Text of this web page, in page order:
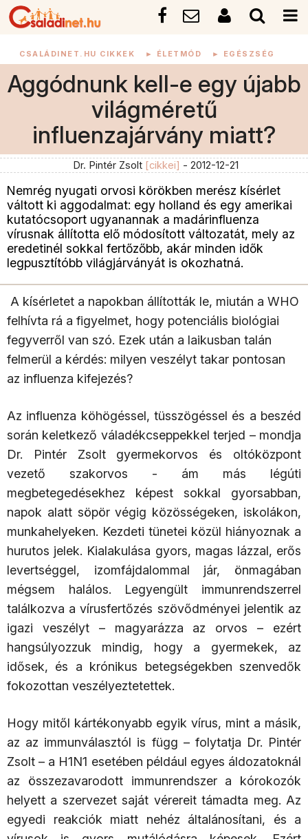
CSALÁDINET.HU CIKKEK ► ÉLETMÓD ► EGÉSZSÉG
Aggódnunk kell-e egy újabb
világméretű
influenzajárvány miatt?
Dr. Pintér Zsolt [cikkei] - 2012-12-21
Nemrég nyugati orvosi körökben merész kísérlet
váltott ki aggodalmat: egy holland és egy amerikai
kutatócsoport ugyanannak a madárinfluenza
vírusnak állította elő módosított változatát, mely az
eredetinél sokkal fertőzőbb, akár minden idők
legpusztítóbb világjárványát is okozhatná.
A kísérletet a napokban állították le, miután a WHO
felhívta rá a figyelmet, hogy potenciális biológiai
fegyverről van szó. Ezek után a laikusban talán
felmerül a kérdés: milyen veszélyt takar pontosan
az influenza kifejezés?
Az influenza köhögéssel, tüsszögéssel és a beszéd
során keletkező váladékcseppekkel terjed – mondja
Dr. Pintér Zsolt gyermekorvos és oltóközpont
vezető szakorvos - ám más légúti
megbetegedésekhez képest sokkal gyorsabban,
napok alatt söpör végig közösségeken, iskolákon,
munkahelyeken. Kezdeti tünetei közül hiányoznak a
hurutos jelek. Kialakulása gyors, magas lázzal, erős
levertséggel, izomfájdalommal jár, önmagában
mégsem halálos. Legyengült immunrendszerrel
találkozva a vírusfertőzés szövődményei jelentik az
igazi veszélyt – magyarázza az orvos – ezért
hangsúlyozzuk mindig, hogy a gyermekek, az
idősek, és a krónikus betegségekben szenvedők
fokozottan veszélyeztetettek.
Hogy mitől kártékonyabb egyik vírus, mint a másik,
az az immunválasztól is függ – folytatja Dr. Pintér
Zsolt – a H1N1 esetében például egyes áldozatoknál
az összezavarodott immunrendszer a kórokozók
helyett a szervezet saját vérereit támadta meg. Az
egyedi reakciók miatt nehéz általánosítani, és a